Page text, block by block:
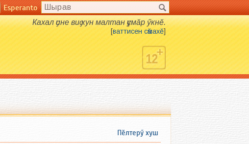
Esperanto
Кахал ҫине виҫ кун малтан ҫумӑр ӳкнӗ.
[ваттисен сӑмахӗ]
Пӗлтерӳ хуш